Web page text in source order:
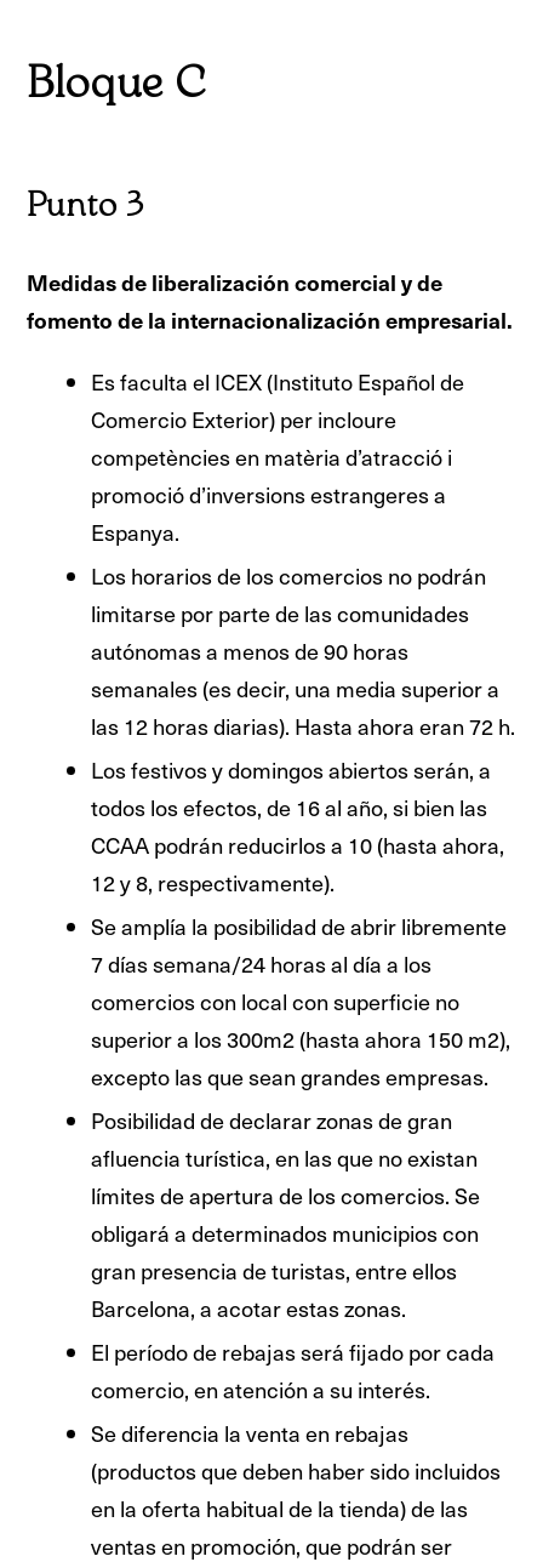
Bloque C
Punto 3
Medidas de liberalización comercial y de
fomento de la internacionalización empresarial.
Es faculta el ICEX (Instituto Español de
Comercio Exterior) per incloure
competències en matèria d’atracció i
promoció d’inversions estrangeres a
Espanya.
Los horarios de los comercios no podrán
limitarse por parte de las comunidades
autónomas a menos de 90 horas
semanales (es decir, una media superior a
las 12 horas diarias). Hasta ahora eran 72 h.
Los festivos y domingos abiertos serán, a
todos los efectos, de 16 al año, si bien las
CCAA podrán reducirlos a 10 (hasta ahora,
12 y 8, respectivamente).
Se amplía la posibilidad de abrir libremente
7 días semana/24 horas al día a los
comercios con local con superficie no
superior a los 300m2 (hasta ahora 150 m2),
excepto las que sean grandes empresas.
Posibilidad de declarar zonas de gran
afluencia turística, en las que no existan
límites de apertura de los comercios. Se
obligará a determinados municipios con
gran presencia de turistas, entre ellos
Barcelona, a acotar estas zonas.
El período de rebajas será fijado por cada
comercio, en atención a su interés.
Se diferencia la venta en rebajas
(productos que deben haber sido incluidos
en la oferta habitual de la tienda) de las
ventas en promoción, que podrán ser